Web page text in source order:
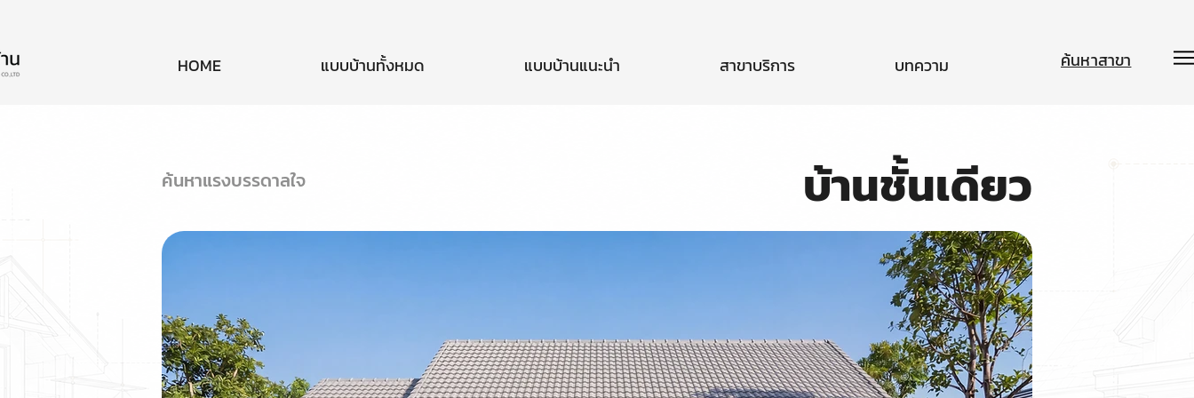
HOME แบบบ้านทั้งหมด แบบบ้านแนะนำ สาขาบริการ บทความ ค้นหาสาขา
ค้นหาแรงบรรดาลใจ บ้านชั้นเดียว